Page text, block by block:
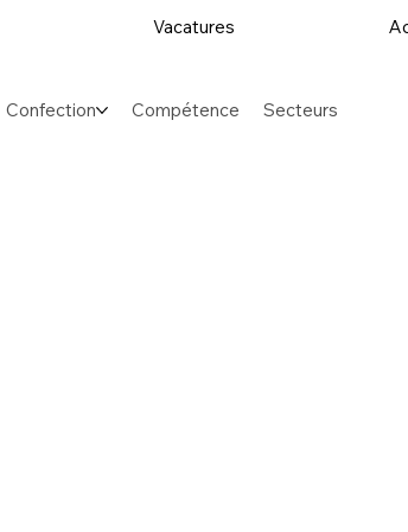
Vacatures
Confection Compétence Secteurs